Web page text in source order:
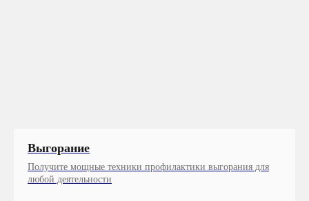
Выгорание
Получите мощные техники профилактики выгорания для
любой деятельности